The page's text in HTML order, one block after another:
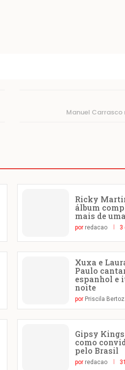
Manuel Carrasco
Ricky
álbum
mais de
por redacao 3
Xuxa e
Paulo
espanhol e
noite
por Priscila
Gipsy
como
pelo Brasil
por redacao